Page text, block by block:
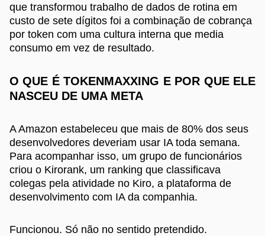
que transformou trabalho de dados de rotina em
custo de sete dígitos foi a combinação de cobrança
por token com uma cultura interna que media
consumo em vez de resultado.
O QUE É TOKENMAXXING E POR QUE ELE
NASCEU DE UMA META
A Amazon estabeleceu que mais de 80% dos seus
desenvolvedores deveriam usar IA toda semana.
Para acompanhar isso, um grupo de funcionários
criou o Kirorank, um ranking que classificava
colegas pela atividade no Kiro, a plataforma de
desenvolvimento com IA da companhia.
Funcionou. Só não no sentido pretendido.